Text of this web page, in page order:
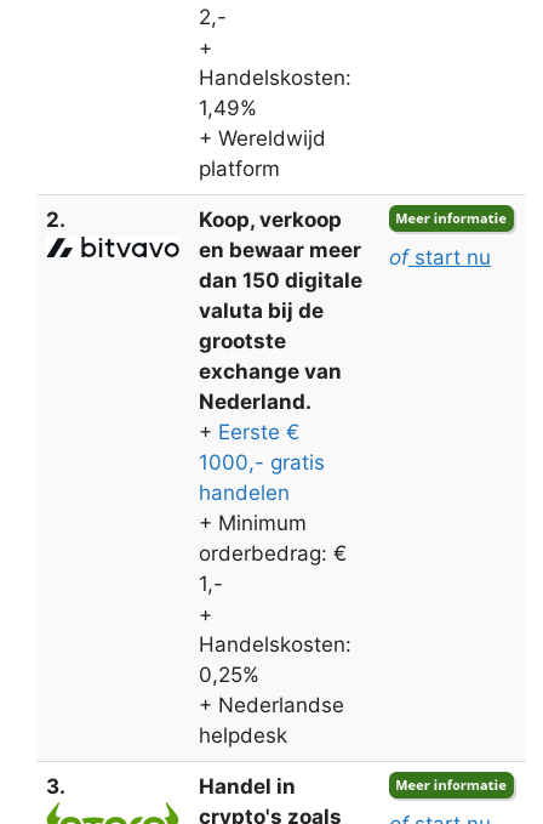
2,-
+
Handelskosten:
1,49%
+ Wereldwijd
platform
2.
Koop, verkoop
en bewaar meer
dan 150 digitale
valuta bij de
grootste
exchange van
Nederland.
+ Eerste €
1000,- gratis
handelen
+ Minimum
orderbedrag: €
1,-
+
Handelskosten:
0,25%
+ Nederlandse
helpdesk
ofstart nu
3.
Handel in
crypto's zoals